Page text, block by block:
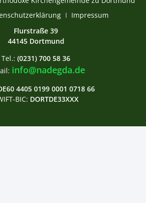
Impressum
Flurstraße 39
44145 Dortmund
Tel.: (0231) 700 58 36
info@nadegda.de
4405 0199 0001 0718 66
BIC: DORTDE33XXX